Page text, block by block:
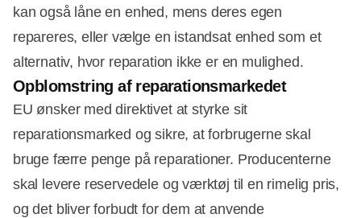
kan også låne en enhed, mens deres egen
repareres, eller vælge en istandsat enhed som et
alternativ, hvor reparation ikke er en mulighed.
Opblomstring af reparationsmarkedet
EU ønsker med direktivet at styrke sit
reparationsmarked og sikre, at forbrugerne skal
bruge færre penge på reparationer. Producenterne
skal levere reservedele og værktøj til en rimelig pris,
og det bliver forbudt for dem at anvende